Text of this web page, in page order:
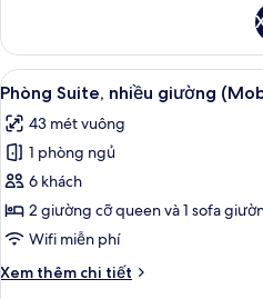
sofa
giường
(Mobility
Accessible,
Roll-
In
Shower)
Phòng
Suite,
1
giường
cỡ
king
và
sofa
giường
(Mobility
Accessible,
Roll-
Xem
tất
cả
ảnh
Phòng
Suite,
nhiều
(Mobility
6
Phòng Suite, nhiều giường
43 mét vuông
1 phòng ngủ
6 khách
2 giường cỡ queen và 1 sofa
Wifi miễn phí
Xem thêm chi tiết
Chi